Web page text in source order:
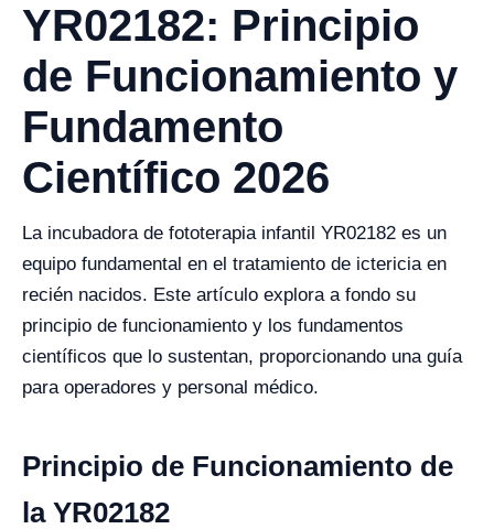
YR02182: Principio
de Funcionamiento y
Fundamento
Científico 2026
La incubadora de fototerapia infantil YR02182 es un
equipo fundamental en el tratamiento de ictericia en
recién nacidos. Este artículo explora a fondo su
principio de funcionamiento y los fundamentos
científicos que lo sustentan, proporcionando una guía
para operadores y personal médico.
Principio de Funcionamiento de
la YR02182